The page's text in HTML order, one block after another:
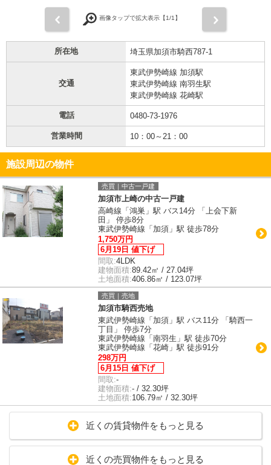
画像タップで拡大表示【1/1】
所在地 埼玉県加須市騎西787-1
交通
東武伊勢崎線 加須駅
東武伊勢崎線 南羽生駅
東武伊勢崎線 花崎駅
電話 0480-73-1976
営業時間 10：00～21：00
施設周辺の物件
売買｜中古一戸建
加須市上崎の中古一戸建
高崎線「鴻巣」駅 バス14分 「上会下新
田」 停歩8分
東武伊勢崎線「加須」駅 徒歩78分
1,750万円
6月19日 値下げ
間取:4LDK
建物面積:89.42㎡ / 27.04坪
土地面積:406.86㎡ / 123.07坪
売買｜売地
加須市騎西売地
東武伊勢崎線「加須」駅 バス11分 「騎西一
丁目」 停歩7分
東武伊勢崎線「南羽生」駅 徒歩70分
東武伊勢崎線「花崎」駅 徒歩91分
298万円
6月15日 値下げ
間取:-
建物面積:- / 32.30坪
土地面積:106.79㎡ / 32.30坪
近くの賃貸物件をもっと見る
近くの売買物件をもっと見る